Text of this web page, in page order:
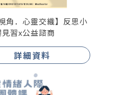
角．心靈交織】反思小
習x公益諮商
詳細資料